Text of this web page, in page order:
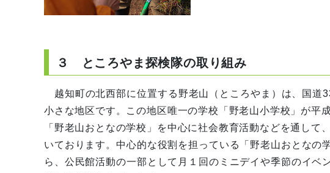
３ ところやま探検隊の取り組み
越知町の北西部に位置する野老山（ところやま）は、国
小さな地区です。この地区唯一の学校「野老山小学校」が平
「野老山おとなの学校」を中心に社会教育活動などを通し
いております。中心的な役割を担っている「野老山おとなの
ら、公民館活動の一部として月１回のミニデイや季節のイベ